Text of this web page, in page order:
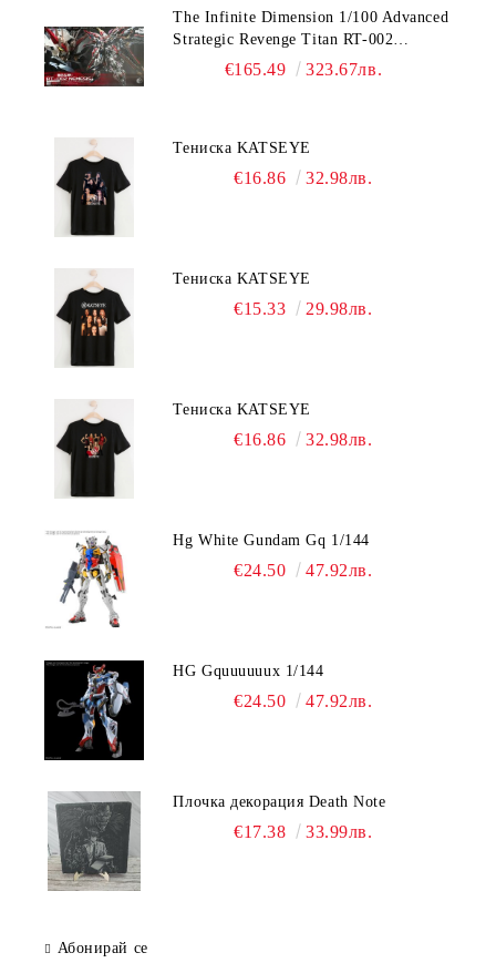
The Infinite Dimension 1/100 Advanced
Strategic Revenge Titan RT-002
Nemesis€165.49 323.67лв.
Тениска KATSEYE
€16.86 32.98лв.
Тениска KATSEYE
€15.33 29.98лв.
Тениска KATSEYE
€16.86 32.98лв.
Hg White Gundam Gq 1/144
€24.50 47.92лв.
HG Gquuuuuux 1/144
€24.50 47.92лв.
Плочка декорация Death Note
€17.38 33.99лв.
Абонирай се